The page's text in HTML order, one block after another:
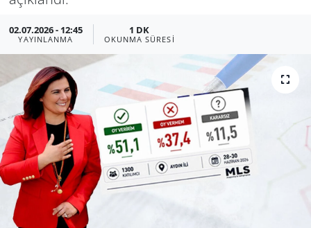
02.07.2026 - 12:45
YAYINLANMA
1 DK
OKUNMA SÜRESI
Muğla
Uşak